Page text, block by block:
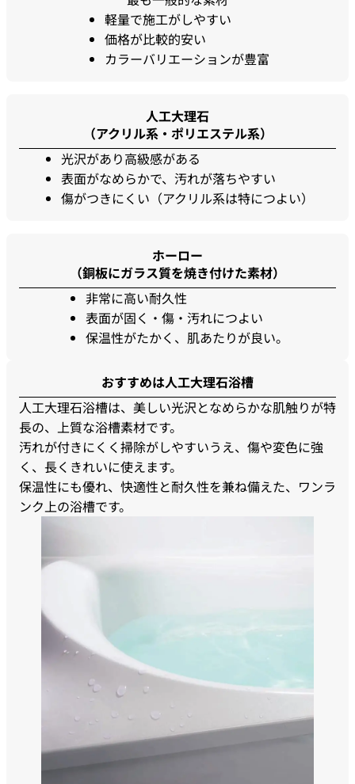
軽量で施工がしやすい
価格が比較的安い
カラーバリエーションが豊富
人工大理石
（アクリル系・ポリエステル系）
光沢があり高級感がある
表面がなめらかで、汚れが落ちやすい
傷がつきにくい（アクリル系は特につよい）
ホーロー
（銅板にガラス質を焼き付けた素材）
非常に高い耐久性
表面が固く・傷・汚れにつよい
保温性がたかく、肌あたりが良い。
おすすめは人工大理石浴槽
人工大理石浴槽は、美しい光沢となめらかな肌触りが特
長の、上質な浴槽素材です。
汚れが付きにくく掃除がしやすいうえ、傷や変色に強
く、長くきれいに使えます。
保温性にも優れ、快適性と耐久性を兼ね備えた、ワンラ
ンク上の浴槽です。